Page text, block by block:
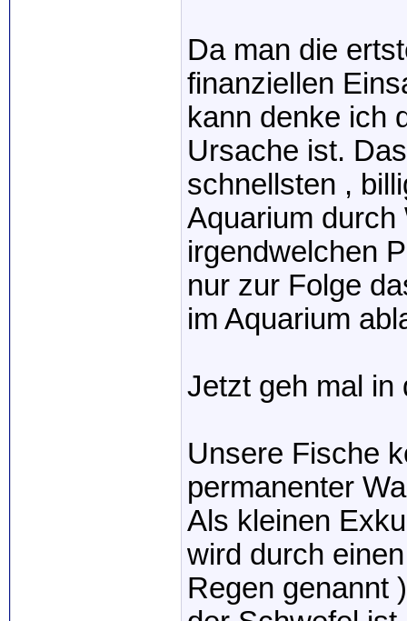
Da man die
finanziellen
kann denke ich
Ursache ist.
schnellsten ,
Aquarium
irgendwelchen
nur zur Folge
im Aquarium
Jetzt geh mal in
Unsere Fische
permanenter
Als kleinen
wird durch
Regen genannt